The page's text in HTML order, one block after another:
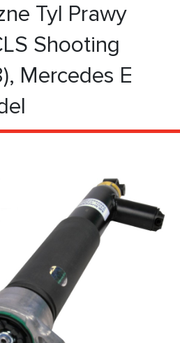
Tyl Prawy
Shooting
Mercedes E